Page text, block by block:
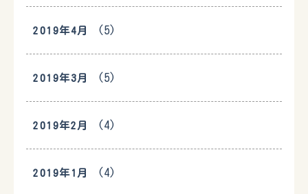
2019年4月 (5)
2019年3月 (5)
2019年2月 (4)
2019年1月 (4)